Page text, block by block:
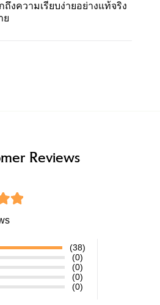
งความเรียบง่ายอย่างแท้จริง
ย
Reviews
(38)
(0)
(0)
(0)
(0)